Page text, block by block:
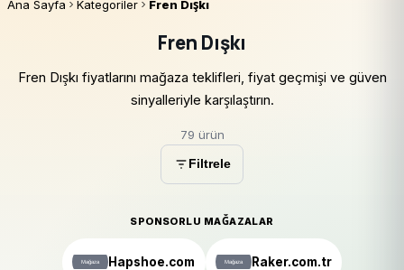
Ana Sayfa Kategoriler Fren Dışkı
Fren Dışkı
Fren Dışkı fiyatlarını mağaza teklifleri, fiyat geçmişi ve güven
sinyalleriyle karşılaştırın.
79 ürün
Filtrele
SPONSORLU MAĞAZALAR
Hapshoe.com Raker.com.tr